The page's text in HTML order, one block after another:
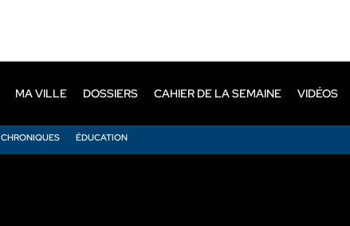
CHRONIQUES ÉDUCATION
MA VILLE DOSSIERS CAHIER DE LA SEMAINE VIDÉOS